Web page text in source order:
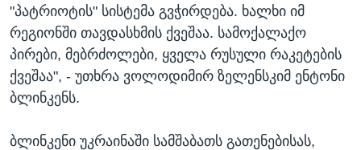
"პატრიოტის" სისტემა გვჭირდება. ხალხი იმ
რეგიონში თავდასხმის ქვეშაა. სამოქალაქო
პირები, მებრძოლები, ყველა რუსული რაკეტების
ქვეშაა", - უთხრა ვოლოდიმირ ზელენსკიმ ენტონი
ბლინკენს.
ბლინკენი უკრაინაში სამშაბათს გათენებისას,